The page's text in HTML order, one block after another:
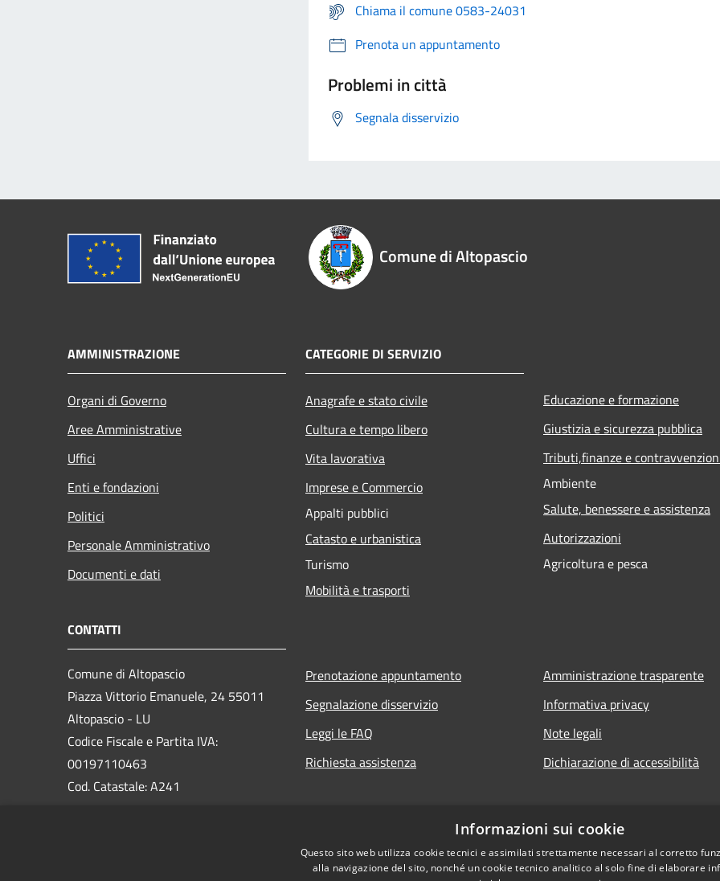
Chiama il comune 0583-24031
Prenota un appuntamento
Problemi in città
Segnala disservizio
Comune di Altopascio
AMMINISTRAZIONE
Organi di Governo
Aree Amministrative
Uffici
Enti e fondazioni
Politici
Personale Amministrativo
Documenti e dati
CATEGORIE DI SERVIZIO
Anagrafe e stato civile
Cultura e tempo libero
Vita lavorativa
Imprese e Commercio
Appalti pubblici
Catasto e urbanistica
Turismo
Mobilità e trasporti
Educazione e formazione
Giustizia e sicurezza pubblica
Tributi,finanze e
Ambiente
Salute, benessere e assistenza
Autorizzazioni
Agricoltura e pesca
CONTATTI
Comune di Altopascio
Piazza Vittorio Emanuele, 24 55011
Altopascio - LU
Codice Fiscale e Partita IVA:
00197110463
Cod. Catastale: A241
Prenotazione appuntamento
Segnalazione disservizio
Leggi le FAQ
Richiesta assistenza
Amministrazione trasparente
Informativa privacy
Note legali
Dichiarazione di accessibilità
Informazioni sui cookie
Questo sito web utilizza cookie tecnici e assimilati strettamente necessari al corretto
alla navigazione del sito, nonché un cookie tecnico analitico al solo fine di elaborare